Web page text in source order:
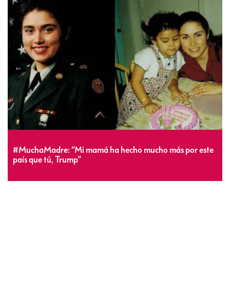
#MuchaMadre: “Mi mamá ha hecho mucho más por este
país que tú, Trump”